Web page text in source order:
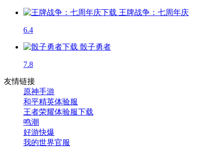
王牌战争：七周年庆
6.4
骰子勇者
7.8
友情链接
原神手游
和平精英体验服
王者荣耀体验服下载
鸣潮
好游快爆
我的世界官服